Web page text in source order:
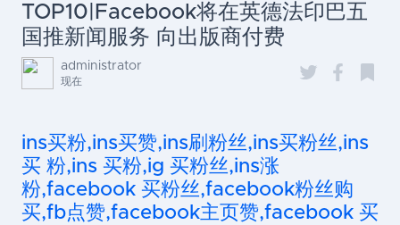
TOP10|Facebook将在英德法印巴五
国推新闻服务 向出版商付费
administrator
现在
ins买粉,ins买赞,ins刷粉丝,ins买粉丝,ins
买 粉,ins 买粉,ig 买粉丝,ins涨
粉,facebook 买粉丝,facebook粉丝购
买,fb点赞,facebook主页赞,facebook 买